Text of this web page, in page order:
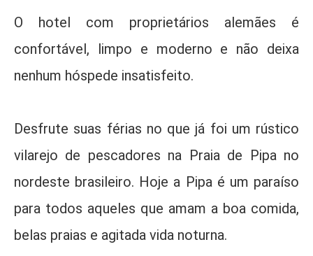
O hotel com proprietários alemães é
confortável, limpo e moderno e não deixa
nenhum hóspede insatisfeito.
Desfrute suas férias no que já foi um rústico
vilarejo de pescadores na Praia de Pipa no
nordeste brasileiro. Hoje a Pipa é um paraíso
para todos aqueles que amam a boa comida,
belas praias e agitada vida noturna.